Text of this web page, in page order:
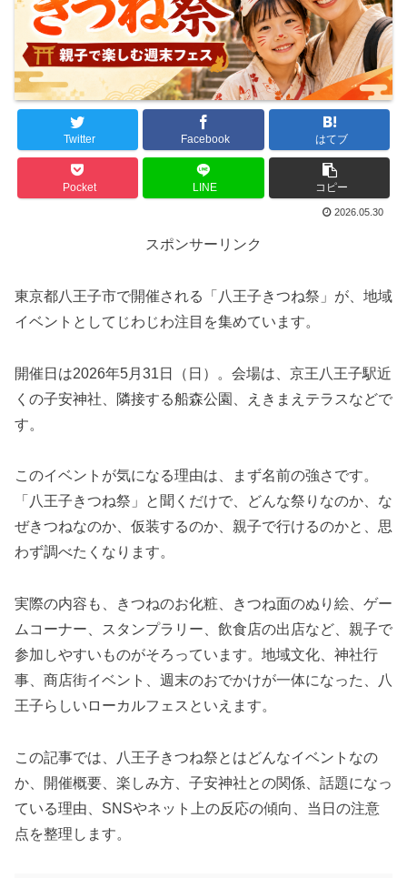
Twitter Facebook はてブ
Pocket LINE コピー
2026.05.30
スポンサーリンク
東京都八王子市で開催される「八王子きつね祭」が、地域
イベントとしてじわじわ注目を集めています。
開催日は2026年5月31日（日）。会場は、京王八王子駅近
くの子安神社、隣接する船森公園、えきまえテラスなどで
す。
このイベントが気になる理由は、まず名前の強さです。
「八王子きつね祭」と聞くだけで、どんな祭りなのか、な
ぜきつねなのか、仮装するのか、親子で行けるのかと、思
わず調べたくなります。
実際の内容も、きつねのお化粧、きつね面のぬり絵、ゲー
ムコーナー、スタンプラリー、飲食店の出店など、親子で
参加しやすいものがそろっています。地域文化、神社行
事、商店街イベント、週末のおでかけが一体になった、八
王子らしいローカルフェスといえます。
この記事では、八王子きつね祭とはどんなイベントなの
か、開催概要、楽しみ方、子安神社との関係、話題になっ
ている理由、SNSやネット上の反応の傾向、当日の注意
点を整理します。